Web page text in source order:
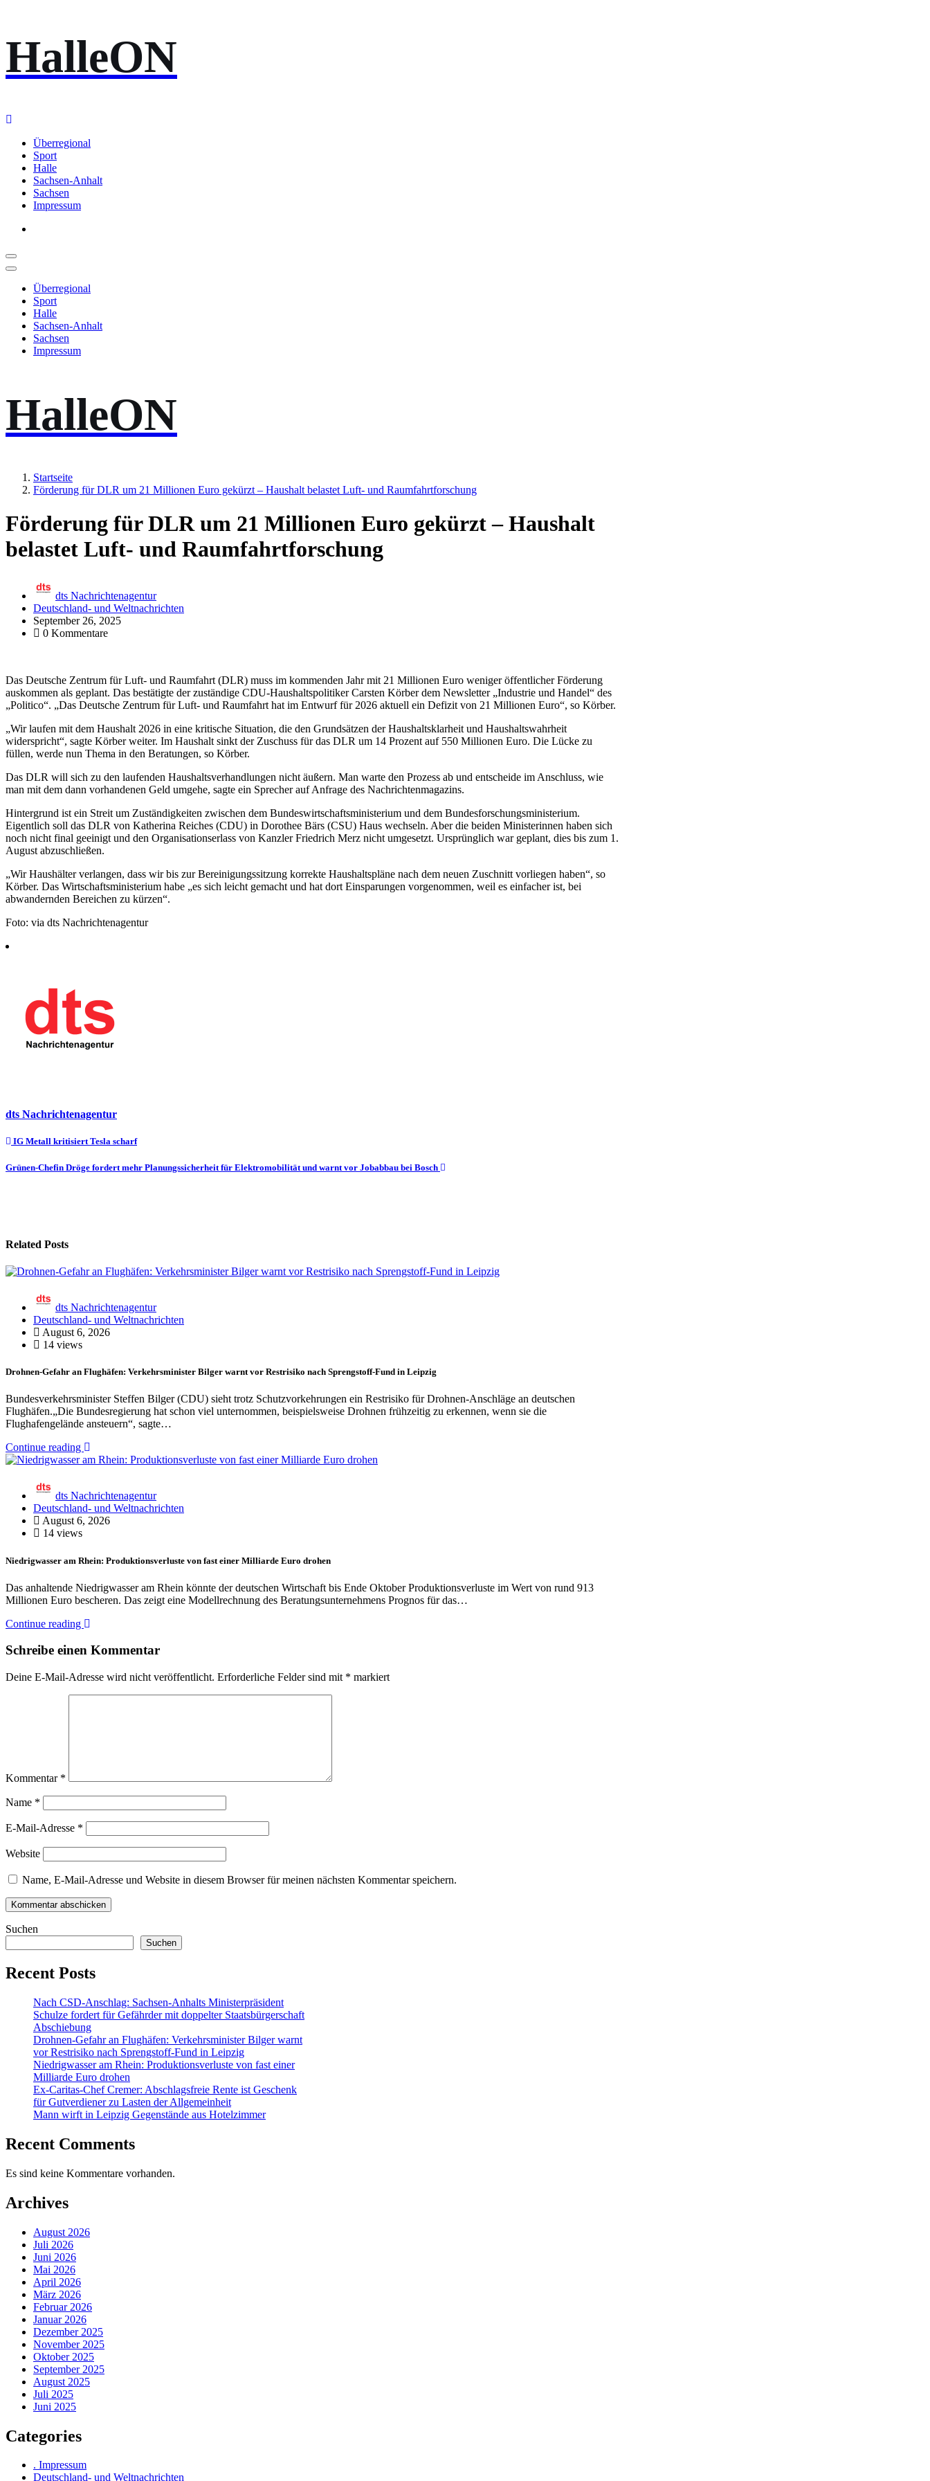
Inhalt
springen
HalleON
Überregional
Sport
Halle
Sachsen-Anhalt
Sachsen
Impressum
Überregional
Sport
Halle
Sachsen-Anhalt
Sachsen
Impressum
HalleON
Startseite
Förderung für DLR um 21 Millionen Euro gekürzt – Haushalt belastet Luft- und Raumfahrtforschung
Förderung für DLR um 21 Millionen Euro gekürzt – Haushalt
belastet Luft- und Raumfahrtforschung
dts Nachrichtenagentur
Deutschland- und Weltnachrichten
September 26, 2025
0 Kommentare
Das Deutsche Zentrum für Luft- und Raumfahrt (DLR) muss im kommenden Jahr mit 21 Millionen Euro weniger öffentlicher Förderung
auskommen als geplant. Das bestätigte der zuständige CDU-Haushaltspolitiker Carsten Körber dem Newsletter „Industrie und Handel“ des
„Politico“. „Das Deutsche Zentrum für Luft- und Raumfahrt hat im Entwurf für 2026 aktuell ein Defizit von 21 Millionen Euro“, so Körber.
„Wir laufen mit dem Haushalt 2026 in eine kritische Situation, die den Grundsätzen der Haushaltsklarheit und Haushaltswahrheit
widerspricht“, sagte Körber weiter. Im Haushalt sinkt der Zuschuss für das DLR um 14 Prozent auf 550 Millionen Euro. Die Lücke zu
füllen, werde nun Thema in den Beratungen, so Körber.
Das DLR will sich zu den laufenden Haushaltsverhandlungen nicht äußern. Man warte den Prozess ab und entscheide im Anschluss, wie
man mit dem dann vorhandenen Geld umgehe, sagte ein Sprecher auf Anfrage des Nachrichtenmagazins.
Hintergrund ist ein Streit um Zuständigkeiten zwischen dem Bundeswirtschaftsministerium und dem Bundesforschungsministerium.
Eigentlich soll das DLR von Katherina Reiches (CDU) in Dorothee Bärs (CSU) Haus wechseln. Aber die beiden Ministerinnen haben sich
noch nicht final geeinigt und den Organisationserlass von Kanzler Friedrich Merz nicht umgesetzt. Ursprünglich war geplant, dies bis zum 1.
August abzuschließen.
„Wir Haushälter verlangen, dass wir bis zur Bereinigungssitzung korrekte Haushaltspläne nach dem neuen Zuschnitt vorliegen haben“, so
Körber. Das Wirtschaftsministerium habe „es sich leicht gemacht und hat dort Einsparungen vorgenommen, weil es einfacher ist, bei
abwandernden Bereichen zu kürzen“.
Foto: via dts Nachrichtenagentur
dts Nachrichtenagentur
Beitragsnavigation
IG Metall kritisiert Tesla scharf
Grünen-Chefin Dröge fordert mehr Planungssicherheit für Elektromobilität und warnt vor Jobabbau bei Bosch
Related Posts
dts Nachrichtenagentur
Deutschland- und Weltnachrichten
August 6, 2026
14 views
Drohnen-Gefahr an Flughäfen: Verkehrsminister Bilger warnt vor Restrisiko nach Sprengstoff-Fund in Leipzig
Bundesverkehrsminister Steffen Bilger (CDU) sieht trotz Schutzvorkehrungen ein Restrisiko für Drohnen-Anschläge an deutschen
Flughäfen.„Die Bundesregierung hat schon viel unternommen, beispielsweise Drohnen frühzeitig zu erkennen, wenn sie die
Flughafengelände ansteuern“, sagte…
Continue reading
dts Nachrichtenagentur
Deutschland- und Weltnachrichten
August 6, 2026
14 views
Niedrigwasser am Rhein: Produktionsverluste von fast einer Milliarde Euro drohen
Das anhaltende Niedrigwasser am Rhein könnte der deutschen Wirtschaft bis Ende Oktober Produktionsverluste im Wert von rund 913
Millionen Euro bescheren. Das zeigt eine Modellrechnung des Beratungsunternehmens Prognos für das…
Continue reading
Schreibe einen Kommentar
Deine E-Mail-Adresse wird nicht veröffentlicht. Erforderliche Felder sind mit * markiert
Kommentar *
Name *
E-Mail-Adresse *
Website
Name, E-Mail-Adresse und Website in diesem Browser für meinen nächsten Kommentar speichern.
Suchen
Suchen
Recent Posts
Nach CSD-Anschlag: Sachsen-Anhalts Ministerpräsident
Schulze fordert für Gefährder mit doppelter Staatsbürgerschaft
Abschiebung
Drohnen-Gefahr an Flughäfen: Verkehrsminister Bilger warnt
vor Restrisiko nach Sprengstoff-Fund in Leipzig
Niedrigwasser am Rhein: Produktionsverluste von fast einer
Milliarde Euro drohen
Ex-Caritas-Chef Cremer: Abschlagsfreie Rente ist Geschenk
für Gutverdiener zu Lasten der Allgemeinheit
Mann wirft in Leipzig Gegenstände aus Hotelzimmer
Recent Comments
Es sind keine Kommentare vorhanden.
Archives
August 2026
Juli 2026
Juni 2026
Mai 2026
April 2026
März 2026
Februar 2026
Januar 2026
Dezember 2025
November 2025
Oktober 2025
September 2025
August 2025
Juli 2025
Juni 2025
Categories
. Impressum
Deutschland- und Weltnachrichten